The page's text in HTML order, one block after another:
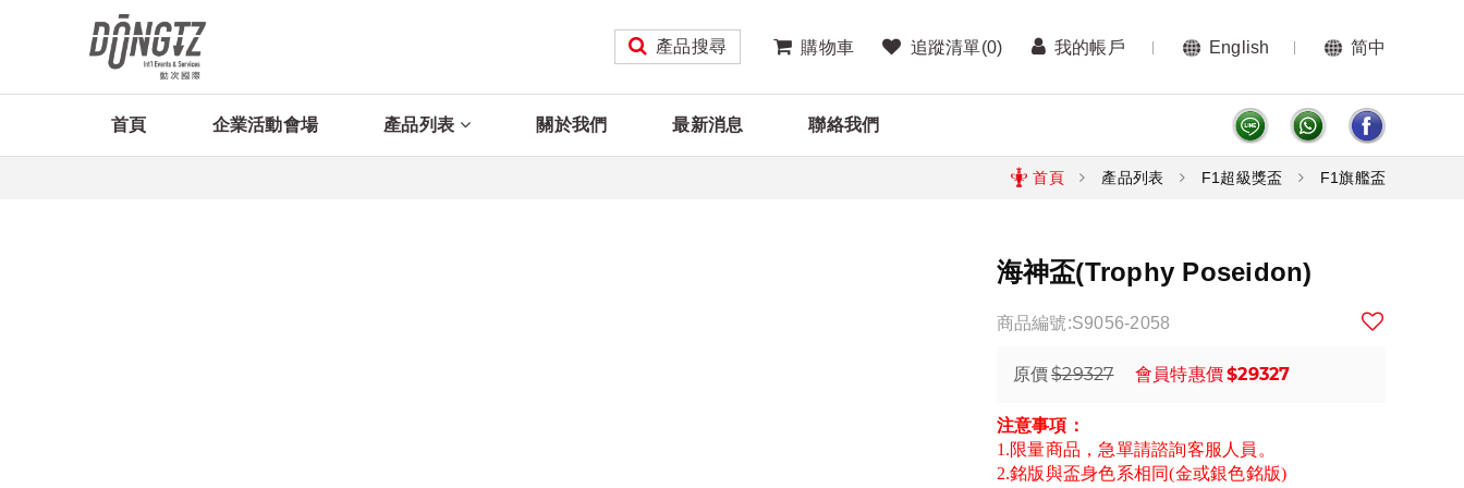
產品搜尋 購物車 追蹤清單(0) 我的帳戶 English 简中
首頁 企業活動會場 產品列表 關於我們 最新消息 聯絡我們
首頁 產品列表 F1超級獎盃 F1旗艦盃
海神盃(Trophy Poseidon)
商品編號:S9056-2058
原價$29327 會員特惠價$29327
注意事項：
1.限量商品，急單請諮詢客服人員。
2.銘版與盃身色系相同(金或銀色銘版)